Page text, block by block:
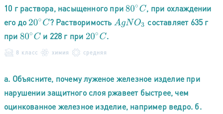
10 г раствора, насыщенного при 80∘C , при охлаждении
его до 20∘C ? Растворимость AgNO3
составляет 635 г
при 80∘C и 228 г при 20∘C .
8 класс химия средняя
а. Объясните, почему луженое железное изделие при
нарушении защитного слоя ржавеет быстрее, чем
оцинкованное железное изделие, например ведро. б.